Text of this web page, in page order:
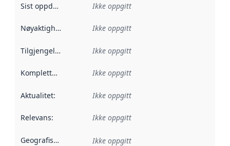
Sist oppdatert Ikke oppgitt
Nøyaktighet Ikke oppgitt
Tilgjengelighet Ikke oppgitt
Kompletthet Ikke oppgitt
Aktualitet: Ikke oppgitt
Relevans: Ikke oppgitt
Geografisk avgrensning :
Ikke oppgitt